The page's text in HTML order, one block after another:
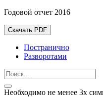
Годовой отчет 2016
Скачать PDF
Постранично
Разворотами
Необходимо не менее 3х